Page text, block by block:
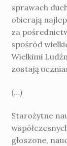
sprawach
obierają
za
spośród
Wielkimi
zostają
(…)
Starożytne
głoszone,